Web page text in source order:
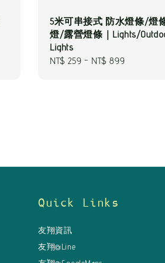
5米可串接式 防水燈條/燈
燈/露營燈條｜Lights/
Lights
Regular
NT$ 259 - NT$ 899
Quick Links
友翔資訊
友翔@Line